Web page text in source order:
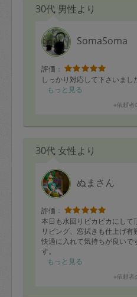
30代 男性より
SomaSoma
評価：
しっかり対応して下さいまし
もっと見る
※依頼者
30代 女性より
ぬまさん
評価：
本日も水回りピカピカにして
リビング、窓拭きも仕上げ
快適に入れて気持ちが良いで
す。
もっと見る
※依頼者